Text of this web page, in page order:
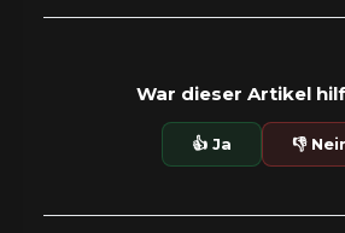
War dieser Artikel
👍 Ja 👎